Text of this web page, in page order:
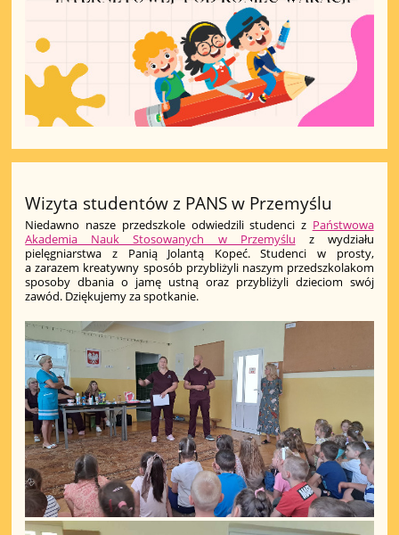
Wizyta studentów z PANS w Przemyślu
Niedawno nasze przedszkole odwiedzili studenci z Państwowa
Akademia Nauk Stosowanych w Przemyślu z wydziału
pielęgniarstwa z Panią Jolantą Kopeć. Studenci w prosty,
a zarazem kreatywny sposób przybliżyli naszym przedszkolakom
sposoby dbania o jamę ustną oraz przybliżyli dzieciom swój
zawód. Dziękujemy za spotkanie.